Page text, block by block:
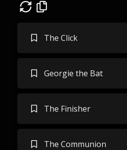
The Click
Georgie the Bat
The Finisher
The Communion